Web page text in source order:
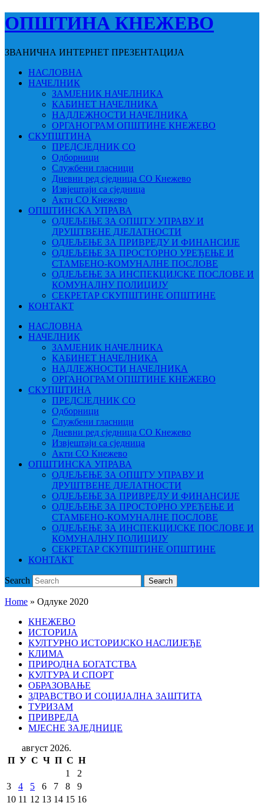
ОПШТИНА КНЕЖЕВО
ЗВАНИЧНА ИНТЕРНЕТ ПРЕЗЕНТАЦИЈА
НАСЛОВНА
НАЧЕЛНИК
ЗАМЈЕНИК НАЧЕЛНИКА
КАБИНЕТ НАЧЕЛНИКА
НАДЛЕЖНОСТИ НАЧЕЛНИКА
ОРГАНОГРАМ ОПШТИНЕ КНЕЖЕВО
СКУПШТИНА
ПРЕДСЈЕДНИК СО
Одборници
Службени гласници
Дневни ред сједница СО Кнежево
Извјештаји са сједница
Акти СО Кнежево
ОПШТИНСКА УПРАВА
ОДЈЕЉЕЊЕ ЗА ОПШТУ УПРАВУ И
ДРУШТВЕНЕ ДЈЕЛАТНОСТИ
ОДЈЕЉЕЊЕ ЗА ПРИВРЕДУ И ФИНАНСИЈЕ
ОДЈЕЉЕЊЕ ЗА ПРОСТОРНО УРЕЂЕЊЕ И
СТАМБЕНО-КОМУНАЛНЕ ПОСЛОВЕ
ОДЈЕЉЕЊЕ ЗА ИНСПЕКЦИЈСКЕ ПОСЛОВЕ И
КОМУНАЛНУ ПОЛИЦИЈУ
СЕКРЕТАР СКУПШТИНЕ ОПШТИНЕ
КОНТАКТ
НАСЛОВНА
НАЧЕЛНИК
ЗАМЈЕНИК НАЧЕЛНИКА
КАБИНЕТ НАЧЕЛНИКА
НАДЛЕЖНОСТИ НАЧЕЛНИКА
ОРГАНОГРАМ ОПШТИНЕ КНЕЖЕВО
СКУПШТИНА
ПРЕДСЈЕДНИК СО
Одборници
Службени гласници
Дневни ред сједница СО Кнежево
Извјештаји са сједница
Акти СО Кнежево
ОПШТИНСКА УПРАВА
ОДЈЕЉЕЊЕ ЗА ОПШТУ УПРАВУ И
ДРУШТВЕНЕ ДЈЕЛАТНОСТИ
ОДЈЕЉЕЊЕ ЗА ПРИВРЕДУ И ФИНАНСИЈЕ
ОДЈЕЉЕЊЕ ЗА ПРОСТОРНО УРЕЂЕЊЕ И
СТАМБЕНО-КОМУНАЛНЕ ПОСЛОВЕ
ОДЈЕЉЕЊЕ ЗА ИНСПЕКЦИЈСКЕ ПОСЛОВЕ И
КОМУНАЛНУ ПОЛИЦИЈУ
СЕКРЕТАР СКУПШТИНЕ ОПШТИНЕ
КОНТАКТ
Search Search
Home » Одлуке 2020
КНЕЖЕВО
ИСТОРИЈА
КУЛТУРНО ИСТОРИЈСКО НАСЛИЈЕЂЕ
КЛИМА
ПРИРОДНА БОГАТСТВА
КУЛТУРА И СПОРТ
ОБРАЗОВАЊЕ
ЗДРАВСТВО И СОЦИЈАЛНА ЗАШТИТА
ТУРИЗАМ
ПРИВРЕДА
МЈЕСНЕ ЗАЈЕДНИЦЕ
август 2026.
П У С Ч П С Н
1
2
3
4 5 6 7 8
9
10 11 12 13 14 15 16